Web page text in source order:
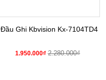
Đầu Ghi Kbvision Kx-7104TD4
1.950.000₫ 2.280.000₫